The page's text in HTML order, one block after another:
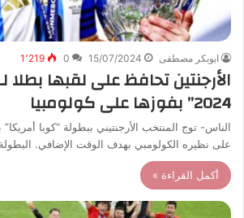
ابوبكر مصطفى 15/07/2024
0 1٬219
الأرجنتين تحافظ على لقبها بطلا
2024” بفوزها على كولومبيا
الناس- توج المنتخب الأرجنتيني ببطولة “كوبا
على نظيره الكولومبي بهدف الوقت الإضافي.
أكمل القراءة »